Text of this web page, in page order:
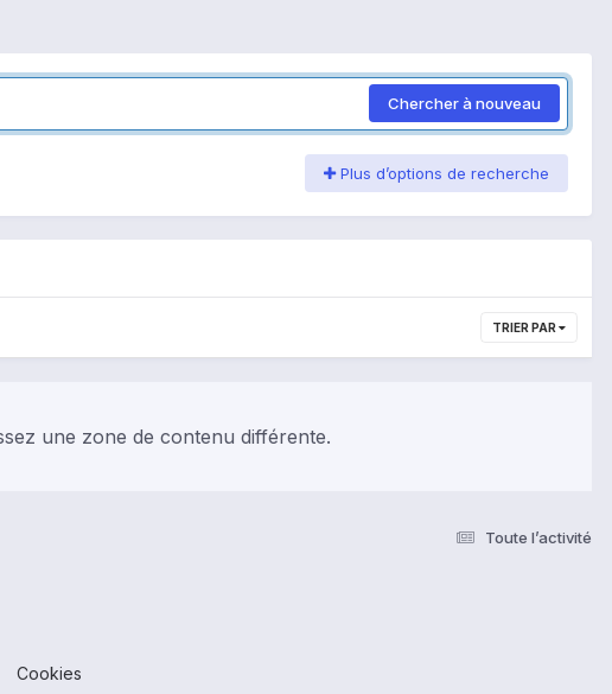
Chercher à nouveau
Plus d’options de recherche
TRIER PAR
une zone de contenu différente.
Toute l’activité
Cookies